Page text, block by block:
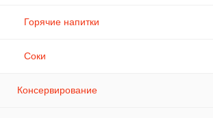
Горячие напитки
Соки
Консервирование